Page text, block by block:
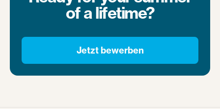
of a lifetime?
Jetzt bewerben